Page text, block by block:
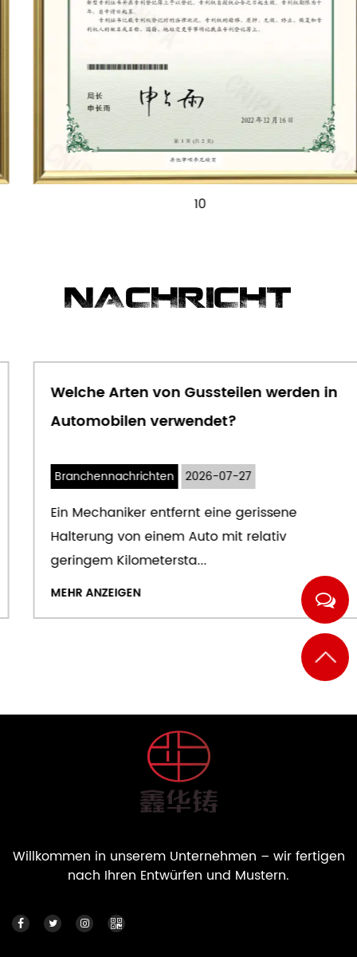
NACHRICHT
Welche Arten von Gussteilen werden in
Automobilen verwendet?
Branchennachrichten 2026-07-27
Ein Mechaniker entfernt eine gerissene
Halterung von einem Auto mit relativ
geringem Kilometersta...
MEHR ANZEIGEN
Willkommen in unserem Unternehmen – wir fertigen
nach Ihren Entwürfen und Mustern.